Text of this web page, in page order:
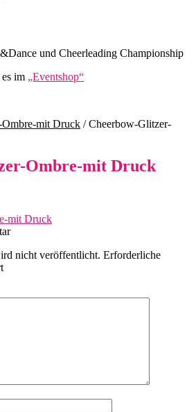
und Cheerleading Championship
im „Eventshop“
mit Druck /Cheerbow-Glitzer-
Ombre-mit Druck
mit Druck
nicht veröffentlicht. Erforderliche